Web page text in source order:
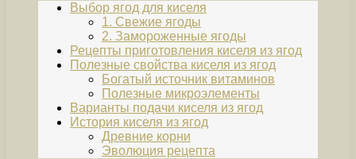
Выбор ягод для киселя
1. Свежие ягоды
2. Замороженные ягоды
Рецепты приготовления киселя из ягод
Полезные свойства киселя из ягод
Богатый источник витаминов
Полезные микроэлементы
Варианты подачи киселя из ягод
История киселя из ягод
Древние корни
Эволюция рецепта